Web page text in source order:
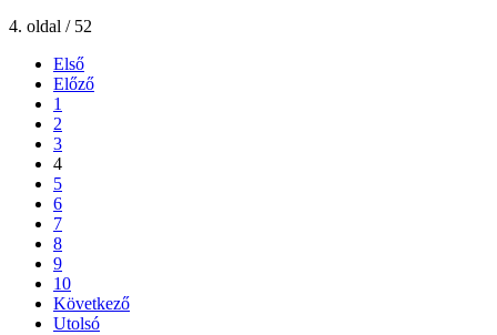
4. oldal / 52
Első
Előző
1
2
3
4
5
6
7
8
9
10
Következő
Utolsó